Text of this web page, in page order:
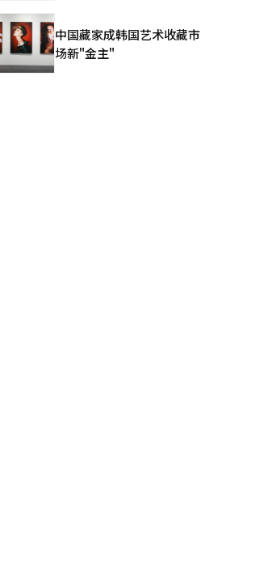
中国藏家成韩国艺术收藏市
场新"金主"